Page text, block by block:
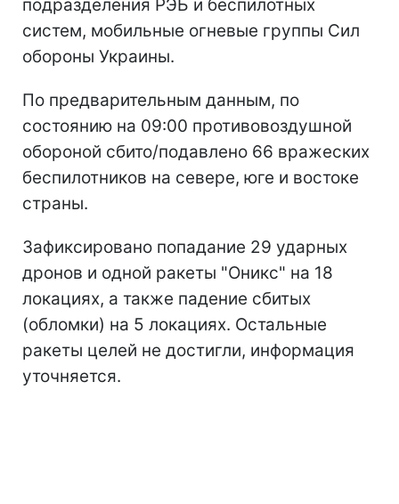
подразделения РЭБ и беспилотных
систем, мобильные огневые группы Сил
обороны Украины.
По предварительным данным, по
состоянию на 09:00 противовоздушной
обороной сбито/подавлено 66 вражеских
беспилотников на севере, юге и востоке
страны.
Зафиксировано попадание 29 ударных
дронов и одной ракеты "Оникс" на 18
локациях, а также падение сбитых
(обломки) на 5 локациях. Остальные
ракеты целей не достигли, информация
уточняется.